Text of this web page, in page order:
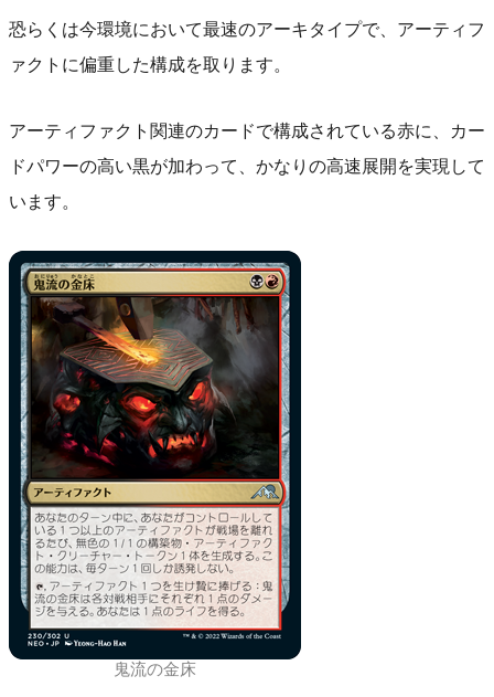
恐らくは今環境において最速のアーキタイプで、アーティフ
ァクトに偏重した構成を取ります。
アーティファクト関連のカードで構成されている赤に、カー
ドパワーの高い黒が加わって、かなりの高速展開を実現して
います。
鬼流の金床